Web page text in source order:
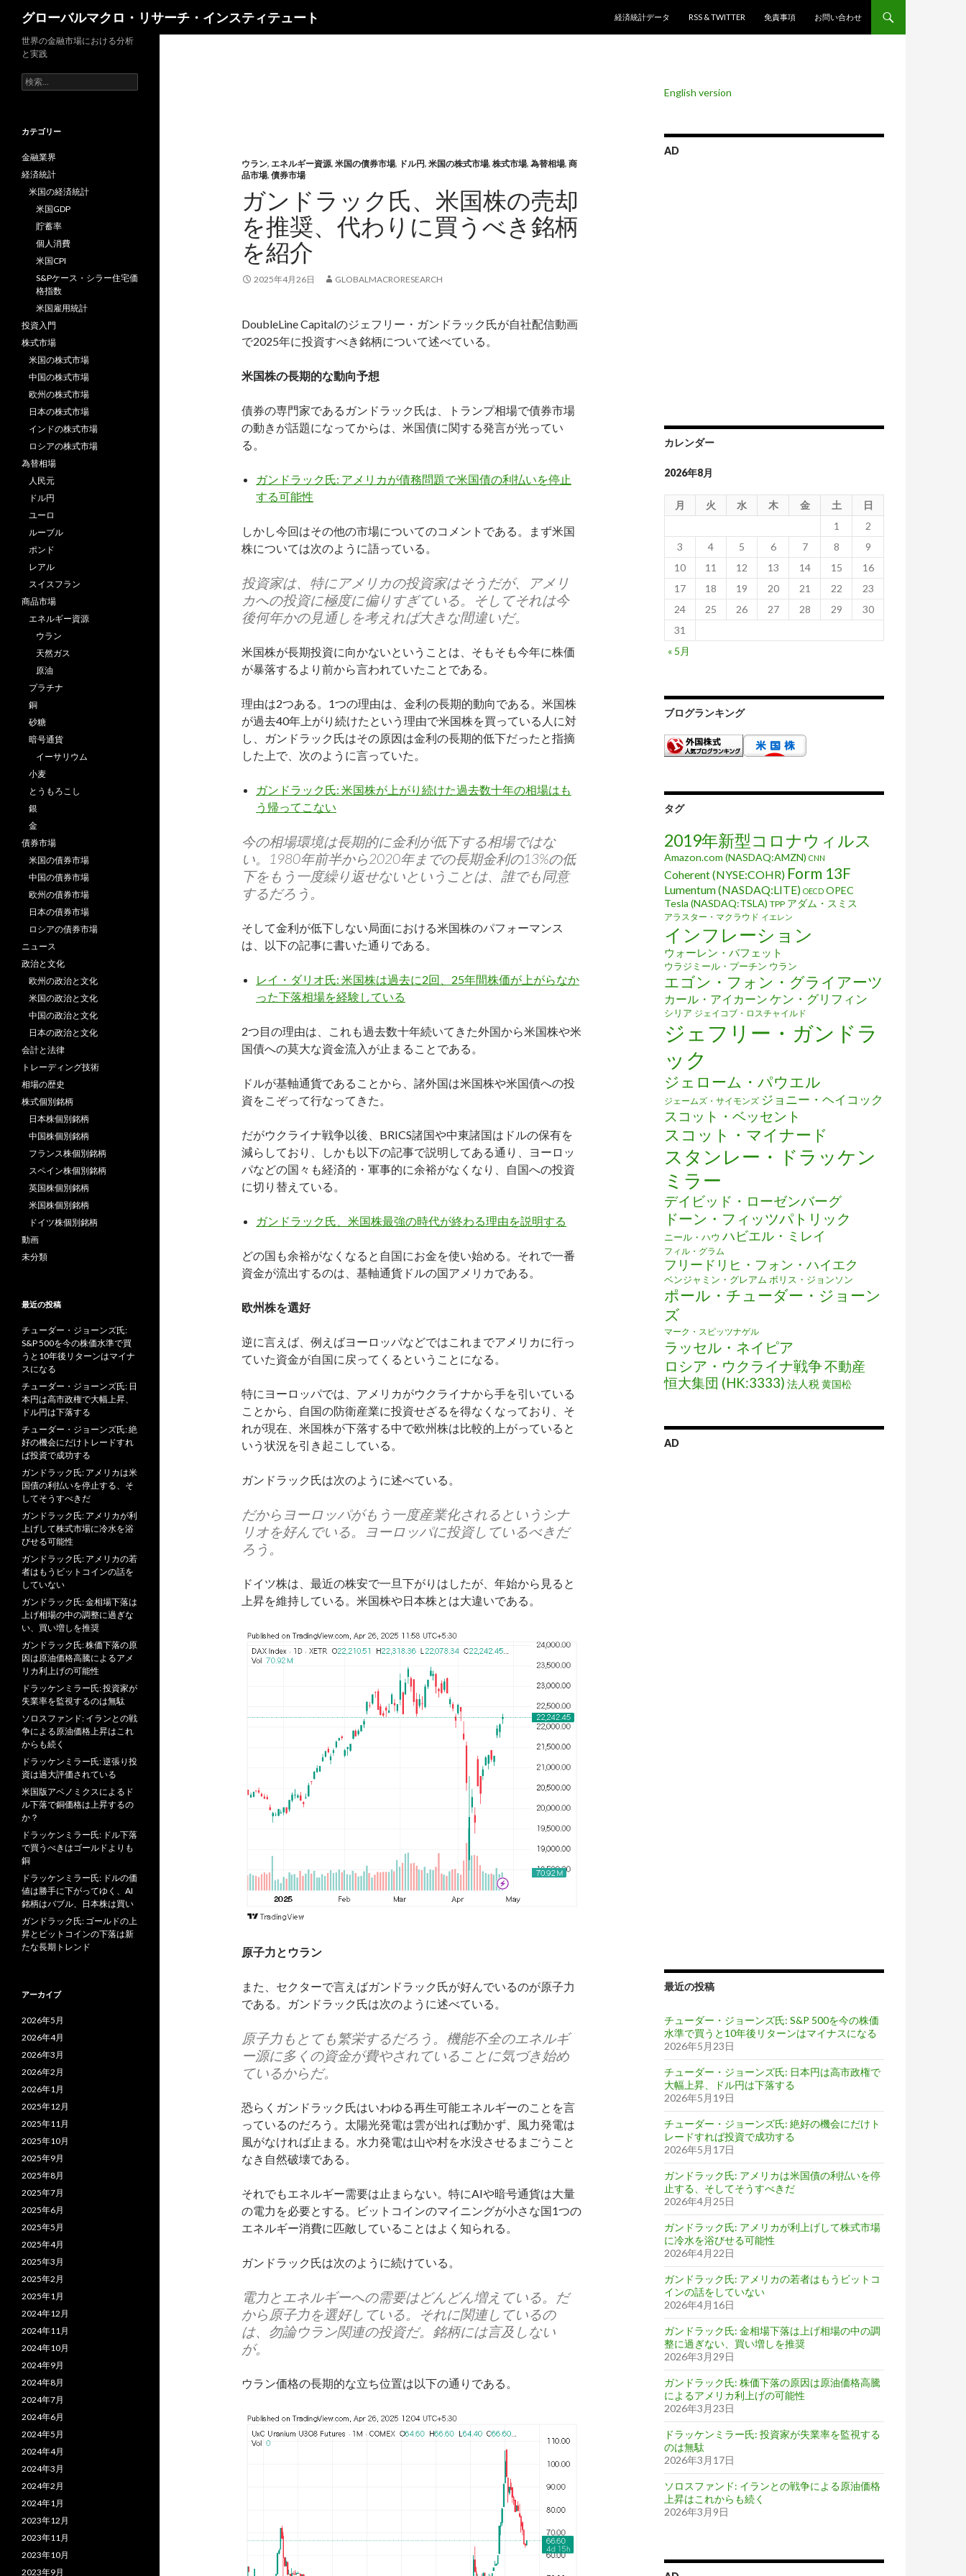
グローバルマクロ・リサーチ・インスティテュート
経済統計データ
RSS & TWITTER 免責事項 お問い合わせ
ウラン, エネルギー資源, 米国の債券市場, ドル円, 米国の株式市場, 株式市場, 為替相場, 商
品市場, 債券市場
ガンドラック氏、米国株の売却
を推奨、代わりに買うべき銘柄
を紹介
2025年4月26日 GLOBALMACRORESEARCH
DoubleLine Capitalのジェフリー・ガンドラック氏が自社配信動画
で2025年に投資すべき銘柄について述べている。
米国株の長期的な動向予想
債券の専門家であるガンドラック氏は、トランプ相場で債券市場
の動きが話題になってからは、米国債に関する発言が光ってい
る。
ガンドラック氏: アメリカが債務問題で米国債の利払いを停止
する可能性
しかし今回はその他の市場についてのコメントである。まず米国
株については次のように語っている。
投資家は、特にアメリカの投資家はそうだが、アメリ
カへの投資に極度に偏りすぎている。そしてそれは今
後何年かの見通しを考えれば大きな間違いだ。
米国株が長期投資に向かないということは、そもそも今年に株価
が暴落するより前から言われていたことである。
理由は2つある。1つの理由は、金利の長期的動向である。米国株
が過去40年上がり続けたという理由で米国株を買っている人に対
し、ガンドラック氏はその原因は金利の長期的低下だったと指摘
した上で、次のように言っていた。
ガンドラック氏: 米国株が上がり続けた過去数十年の相場はも
う帰ってこない
今の相場環境は長期的に金利が低下する相場ではな
い。1980年前半から2020年までの長期金利の13%の低
下をもう一度繰り返せないということは、誰でも同意
するだろう。
そして金利が低下しない局面における米国株のパフォーマンス
は、以下の記事に書いた通りである。
レイ・ダリオ氏: 米国株は過去に2回、25年間株価が上がらなか
った下落相場を経験している
2つ目の理由は、これも過去数十年続いてきた外国から米国株や米
国債への莫大な資金流入が止まることである。
ドルが基軸通貨であることから、諸外国は米国株や米国債への投
資をこぞって行なってきた。
だがウクライナ戦争以後、BRICS諸国や中東諸国はドルの保有を
減らしており、しかも以下の記事で説明してある通り、ヨーロッ
パなどの国々も経済的・軍事的に余裕がなくなり、自国への投資
に切り替えている。
ガンドラック氏、米国株最強の時代が終わる理由を説明する
どの国も余裕がなくなると自国にお金を使い始める。それで一番
資金が流出するのは、基軸通貨ドルの国アメリカである。
欧州株を選好
逆に言えば、例えばヨーロッパなどではこれまでアメリカに行っ
ていた資金が自国に戻ってくるということになる。
特にヨーロッパでは、アメリカがウクライナから手を引いている
ことから、自国の防衛産業に投資せざるを得なくなっており、そ
れが現在、米国株が下落する中で欧州株は比較的上がっていると
いう状況を引き起こしている。
ガンドラック氏は次のように述べている。
だからヨーロッパがもう一度産業化されるというシナ
リオを好んでいる。ヨーロッパに投資しているべきだ
ろう。
ドイツ株は、最近の株安で一旦下がりはしたが、年始から見ると
上昇を維持している。米国株や日本株とは大違いである。
原子力とウラン
また、セクターで言えばガンドラック氏が好んでいるのが原子力
である。ガンドラック氏は次のように述べている。
原子力もとても繁栄するだろう。機能不全のエネルギ
ー源に多くの資金が費やされていることに気づき始め
ているからだ。
恐らくガンドラック氏はいわゆる再生可能エネルギーのことを言
っているのだろう。太陽光発電は雲が出れば動かず、風力発電は
風がなければ止まる。水力発電は山や村を水没させるまごうこと
なき自然破壊である。
それでもエネルギー需要は止まらない。特にAIや暗号通貨は大量
の電力を必要とする。ビットコインのマイニングが小さな国1つの
エネルギー消費に匹敵していることはよく知られる。
ガンドラック氏は次のように続けている。
電力とエネルギーへの需要はどんどん増えている。だ
から原子力を選好している。それに関連しているの
は、勿論ウラン関連の投資だ。銘柄には言及しない
が。
ウラン価格の長期的な立ち位置は以下の通りである。
English version
AD
カレンダー
2026年8月
月 火 水 木 金 土
日
1
2
3
4 5 6 7 8
9
10
11 12 13 14 15
16
17
18 19 20 21 22
23
24
25 26 27 28 29
30
31
« 5月
ブログランキング
タグ
2019年新型コロナウィルス
Amazon.com (NASDAQ:AMZN) CNN
Coherent (NYSE:COHR) Form 13F
Lumentum (NASDAQ:LITE) OECD OPEC
Tesla (NASDAQ:TSLA) TPP アダム・スミス
アラスター・マクラウド イエレン
インフレーション
ウォーレン・バフェット
ウラジミール・プーチン ウラン
エゴン・フォン・グライアーツ
カール・アイカーン ケン・グリフィン
シリア ジェイコブ・ロスチャイルド
ジェフリー・ガンドラ
ック
ジェローム・パウエル
ジェームズ・サイモンズ ジョニー・ヘイコック
スコット・ベッセント
スコット・マイナード
スタンレー・ドラッケン
ミラー
デイビッド・ローゼンバーグ
ドーン・フィッツパトリック
ニール・ハウ ハビエル・ミレイ
フィル・グラム
フリードリヒ・フォン・ハイエク
ベンジャミン・グレアム ボリス・ジョンソン
ポール・チューダー・ジョーン
ズ
マーク・スピッツナゲル
ラッセル・ネイピア
ロシア・ウクライナ戦争不動産
恒大集団 (HK:3333) 法人税黄国松
AD
最近の投稿
チューダー・ジョーンズ氏: S&P 500を今の株価
水準で買うと10年後リターンはマイナスになる
2026年5月23日
チューダー・ジョーンズ氏: 日本円は高市政権で
大幅上昇、ドル円は下落する
2026年5月19日
チューダー・ジョーンズ氏: 絶好の機会にだけト
レードすれば投資で成功する
2026年5月17日
ガンドラック氏: アメリカは米国債の利払いを停
止する、そしてそうすべきだ
2026年4月25日
ガンドラック氏: アメリカが利上げして株式市場
に冷水を浴びせる可能性
2026年4月22日
ガンドラック氏: アメリカの若者はもうビットコ
インの話をしていない
2026年4月16日
ガンドラック氏: 金相場下落は上げ相場の中の調
整に過ぎない、買い増しを推奨
2026年3月29日
ガンドラック氏: 株価下落の原因は原油価格高騰
によるアメリカ利上げの可能性
2026年3月23日
ドラッケンミラー氏: 投資家が失業率を監視する
のは無駄
2026年3月17日
ソロスファンド: イランとの戦争による原油価格
上昇はこれからも続く
2026年3月9日
世界の金融市場における分析
と実践
検
索:
カテゴリー
金融業界
経済統計
米国の経済統計
米国GDP
貯蓄率
個人消費
米国CPI
S&Pケース・シラー住宅価
格指数
米国雇用統計
投資入門
株式市場
米国の株式市場
中国の株式市場
欧州の株式市場
日本の株式市場
インドの株式市場
ロシアの株式市場
為替相場
人民元
ドル円
ユーロ
ルーブル
ポンド
レアル
スイスフラン
商品市場
エネルギー資源
ウラン
天然ガス
原油
プラチナ
銅
砂糖
暗号通貨
イーサリウム
小麦
とうもろこし
銀
金
債券市場
米国の債券市場
中国の債券市場
欧州の債券市場
日本の債券市場
ロシアの債券市場
ニュース
政治と文化
欧州の政治と文化
米国の政治と文化
中国の政治と文化
日本の政治と文化
会計と法律
トレーディング技術
相場の歴史
株式個別銘柄
日本株個別銘柄
中国株個別銘柄
フランス株個別銘柄
スペイン株個別銘柄
英国株個別銘柄
米国株個別銘柄
ドイツ株個別銘柄
動画
未分類
最近の投稿
チューダー・ジョーンズ氏:
S&P 500を今の株価水準で買
うと10年後リターンはマイナ
スになる
チューダー・ジョーンズ氏: 日
本円は高市政権で大幅上昇、
ドル円は下落する
チューダー・ジョーンズ氏: 絶
好の機会にだけトレードすれ
ば投資で成功する
ガンドラック氏: アメリカは米
国債の利払いを停止する、そ
してそうすべきだ
ガンドラック氏: アメリカが利
上げして株式市場に冷水を浴
びせる可能性
ガンドラック氏: アメリカの若
者はもうビットコインの話を
していない
ガンドラック氏: 金相場下落は
上げ相場の中の調整に過ぎな
い、買い増しを推奨
ガンドラック氏: 株価下落の原
因は原油価格高騰によるアメ
リカ利上げの可能性
ドラッケンミラー氏: 投資家が
失業率を監視するのは無駄
ソロスファンド: イランとの戦
争による原油価格上昇はこれ
からも続く
ドラッケンミラー氏: 逆張り投
資は過大評価されている
米国版アベノミクスによるド
ル下落で銅価格は上昇するの
か？
ドラッケンミラー氏: ドル下落
で買うべきはゴールドよりも
銅
ドラッケンミラー氏: ドルの価
値は勝手に下がってゆく、AI
銘柄はバブル、日本株は買い
ガンドラック氏: ゴールドの上
昇とビットコインの下落は新
たな長期トレンド
アーカイブ
2026年5月
2026年4月
2026年3月
2026年2月
2026年1月
2025年12月
2025年11月
2025年10月
2025年9月
2025年8月
2025年7月
2025年6月
2025年5月
2025年4月
2025年3月
2025年2月
2025年1月
2024年12月
2024年11月
2024年10月
2024年9月
2024年8月
2024年7月
2024年6月
2024年5月
2024年4月
2024年3月
2024年2月
2024年1月
2023年12月
2023年11月
2023年10月
2023年9月